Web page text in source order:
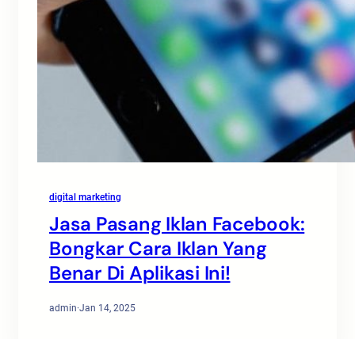
digital marketing
Jasa Pasang Iklan Facebook:
Bongkar Cara Iklan Yang
Benar Di Aplikasi Ini!
admin·Jan 14, 2025